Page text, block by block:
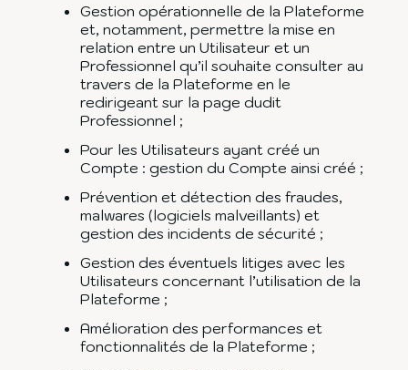
Gestion opérationnelle de la Plateforme
et, notamment, permettre la mise en
relation entre un Utilisateur et un
Professionnel qu’il souhaite consulter au
travers de la Plateforme en le
redirigeant sur la page dudit
Professionnel ;
Pour les Utilisateurs ayant créé un
Compte : gestion du Compte ainsi créé ;
Prévention et détection des fraudes,
malwares (logiciels malveillants) et
gestion des incidents de sécurité ;
Gestion des éventuels litiges avec les
Utilisateurs concernant l’utilisation de la
Plateforme ;
Amélioration des performances et
fonctionnalités de la Plateforme ;